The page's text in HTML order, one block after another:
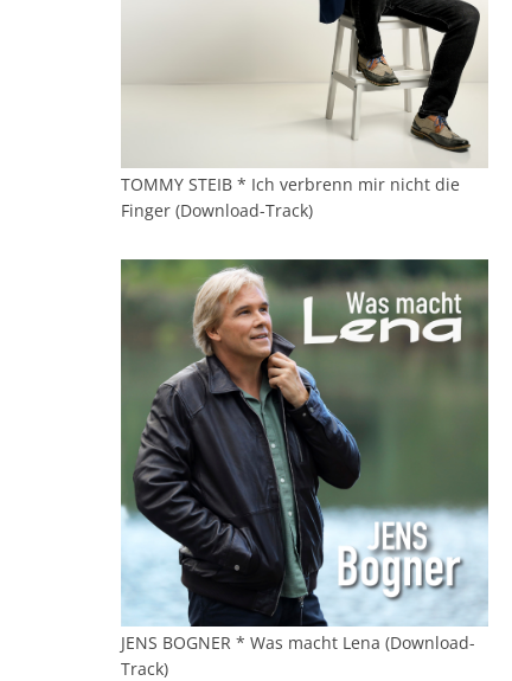
TOMMY STEIB * Ich verbrenn mir nicht die
Finger (Download-Track)
JENS BOGNER * Was macht Lena (Download-
Track)